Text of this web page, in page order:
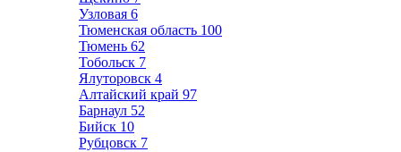
Узловая 6
Тюменская область 100
Тюмень 62
Тобольск 7
Ялуторовск 4
Алтайский край 97
Барнаул 52
Бийск 10
Рубцовск 7